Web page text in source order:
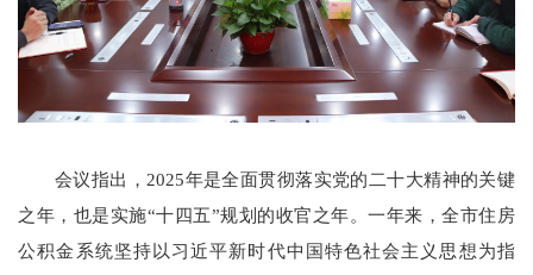
会议指出，2025年是全面贯彻落实党的二十大精神的关键
之年，也是实施“十四五”规划的收官之年。一年来，全市住房
公积金系统坚持以习近平新时代中国特色社会主义思想为指